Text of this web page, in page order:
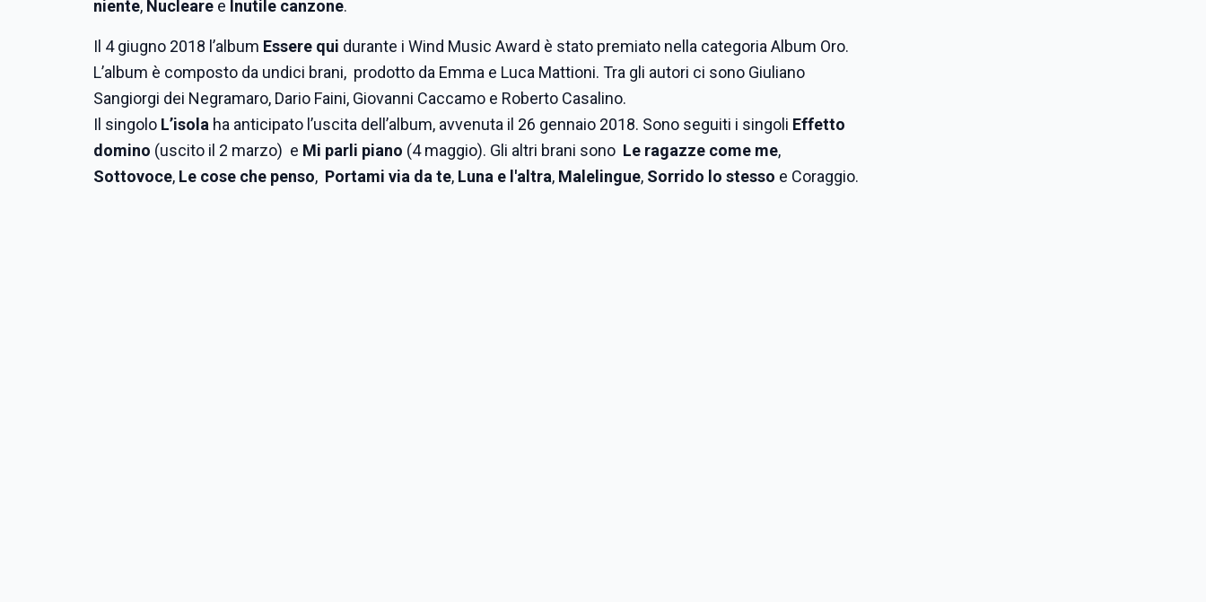
niente, Nucleare e Inutile canzone.
Il 4 giugno 2018 l’album Essere qui durante i Wind Music Award è stato premiato nella categoria Album Oro.
L’album è composto da undici brani, prodotto da Emma e Luca Mattioni. Tra gli autori ci sono Giuliano
Sangiorgi dei Negramaro, Dario Faini, Giovanni Caccamo e Roberto Casalino.
Il singolo L’isola ha anticipato l’uscita dell’album, avvenuta il 26 gennaio 2018. Sono seguiti i singoli Effetto
domino (uscito il 2 marzo) e Mi parli piano (4 maggio). Gli altri brani sono Le ragazze come me,
Sottovoce, Le cose che penso, Portami via da te, Luna e l'altra, Malelingue, Sorrido lo stesso e Coraggio.